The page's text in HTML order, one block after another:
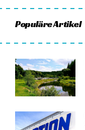
Populäre Artikel